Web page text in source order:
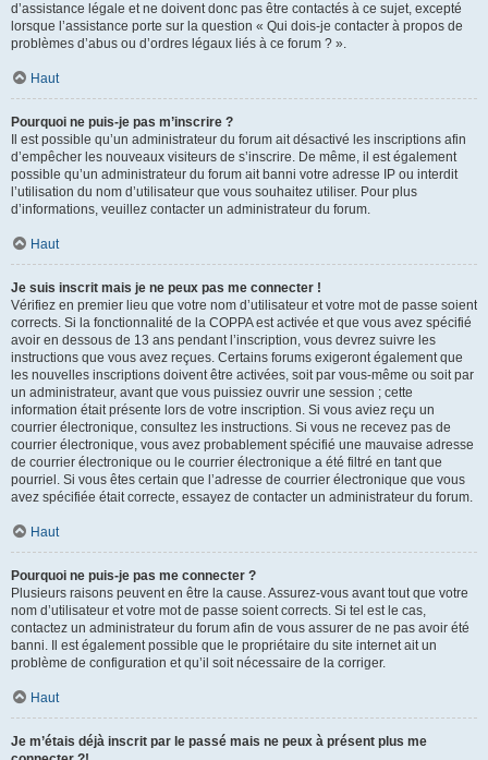
d’assistance légale et ne doivent donc pas être contactés à ce sujet, excepté
lorsque l’assistance porte sur la question « Qui dois-je contacter à propos de
problèmes d’abus ou d’ordres légaux liés à ce forum ? ».
Haut
Pourquoi ne puis-je pas m’inscrire ?
Il est possible qu’un administrateur du forum ait désactivé les inscriptions afin
d’empêcher les nouveaux visiteurs de s’inscrire. De même, il est également
possible qu’un administrateur du forum ait banni votre adresse IP ou interdit
l’utilisation du nom d’utilisateur que vous souhaitez utiliser. Pour plus
d’informations, veuillez contacter un administrateur du forum.
Haut
Je suis inscrit mais je ne peux pas me connecter !
Vérifiez en premier lieu que votre nom d’utilisateur et votre mot de passe soient
corrects. Si la fonctionnalité de la COPPA est activée et que vous avez spécifié
avoir en dessous de 13 ans pendant l’inscription, vous devrez suivre les
instructions que vous avez reçues. Certains forums exigeront également que
les nouvelles inscriptions doivent être activées, soit par vous-même ou soit par
un administrateur, avant que vous puissiez ouvrir une session ; cette
information était présente lors de votre inscription. Si vous aviez reçu un
courrier électronique, consultez les instructions. Si vous ne recevez pas de
courrier électronique, vous avez probablement spécifié une mauvaise adresse
de courrier électronique ou le courrier électronique a été filtré en tant que
pourriel. Si vous êtes certain que l’adresse de courrier électronique que vous
avez spécifiée était correcte, essayez de contacter un administrateur du forum.
Haut
Pourquoi ne puis-je pas me connecter ?
Plusieurs raisons peuvent en être la cause. Assurez-vous avant tout que votre
nom d’utilisateur et votre mot de passe soient corrects. Si tel est le cas,
contactez un administrateur du forum afin de vous assurer de ne pas avoir été
banni. Il est également possible que le propriétaire du site internet ait un
problème de configuration et qu’il soit nécessaire de la corriger.
Haut
Je m’étais déjà inscrit par le passé mais ne peux à présent plus me